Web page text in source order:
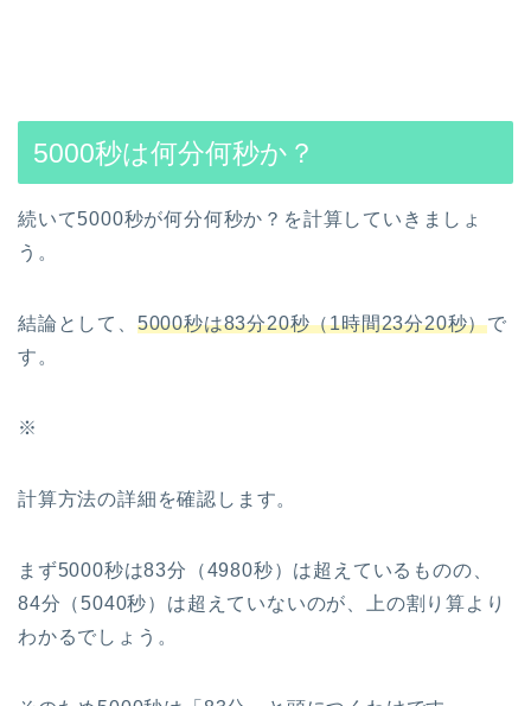
5000秒は何分何秒か？
続いて5000秒が何分何秒か？を計算していきましょ
う。
結論として、 5000秒は83分20秒（1時間23分20秒）で
す。
※
計算方法の詳細を確認します。
まず5000秒は83分（4980秒）は超えているものの、
84分（5040秒）は超えていないのが、上の割り算より
わかるでしょう。